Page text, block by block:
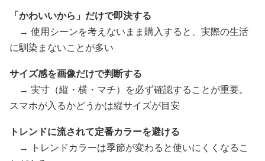
「かわいいから」だけで即決する
→ 使用シーンを考えないまま購入すると、実際の生活
に馴染まないことが多い
サイズ感を画像だけで判断する
→ 実寸（縦・横・マチ）を必ず確認することが重要。
スマホが入るかどうかは縦サイズが目安
トレンドに流されて定番カラーを避ける
→ トレンドカラーは季節が変わると使いにくくなるこ